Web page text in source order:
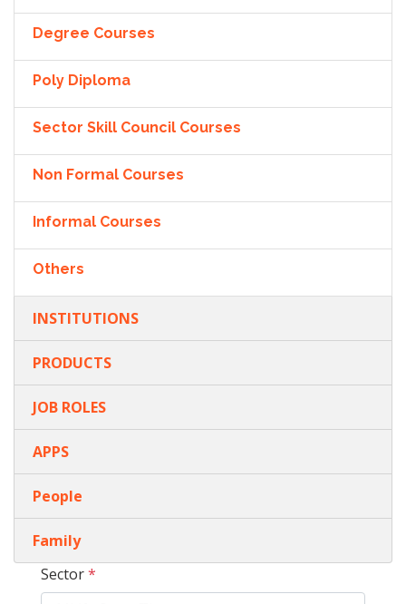
Degree Courses
Poly Diploma
Sector Skill Council Courses
Non Formal Courses
Informal Courses
Others
INSTITUTIONS
PRODUCTS
JOB ROLES
APPS
People
Family
Sector*